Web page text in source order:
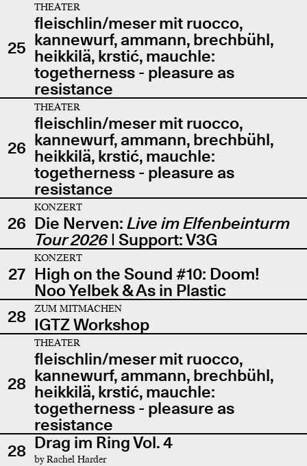
25
THEATER
fleischlin/meser mit ruocco,
kannewurf, ammann, brechbühl,
heikkilä, krstić, mauchle:
togetherness - pleasure as
resistance
26
THEATER
fleischlin/meser mit ruocco,
kannewurf, ammann, brechbühl,
heikkilä, krstić, mauchle:
togetherness - pleasure as
resistance
26
KONZERT
Die Nerven: Live im Elfenbeinturm
Tour 2026| Support: V3G
27
KONZERT
High on the Sound #10: Doom!
Noo Yelbek & As in Plastic
28
ZUM MITMACHEN
IGTZ Workshop
28
THEATER
fleischlin/meser mit ruocco,
kannewurf, ammann, brechbühl,
heikkilä, krstić, mauchle:
togetherness - pleasure as
resistance
28 Drag im Ring Vol. 4
by Rachel Harder